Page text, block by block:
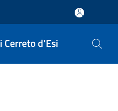
Cerreto d'Esi